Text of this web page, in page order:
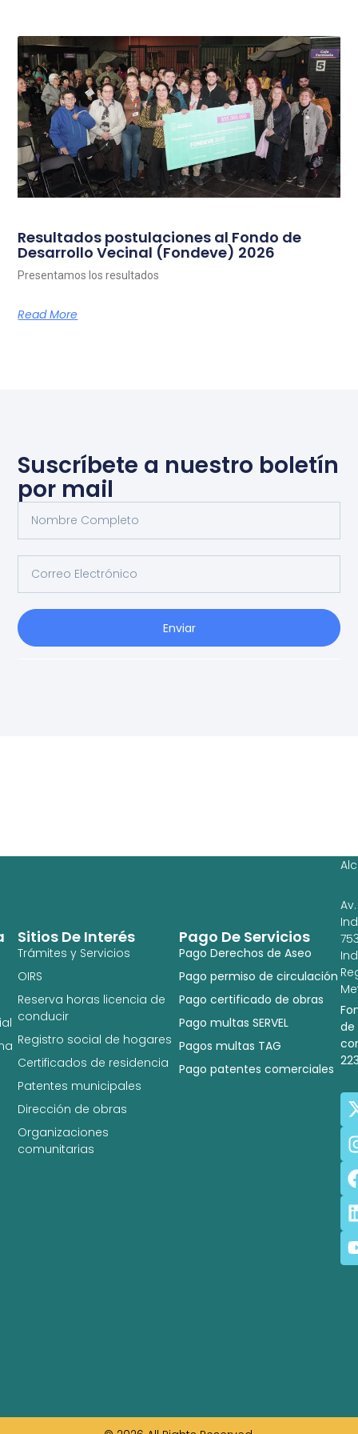
Resultados postulaciones al Fondo de
Desarrollo Vecinal (Fondeve) 2026
Presentamos los resultados
Read More
Suscríbete a nuestro boletín
por mail
Enviar
Pago De Servicios
Pago Derechos de Aseo
Pago permiso de circulación
Pago certificado de obras
Pago multas SERVEL
Pagos multas TAG
Pago patentes comerciales
Sitios De Interés
Trámites y Servicios
OIRS
Reserva horas licencia de
conducir
Registro social de hogares
Certificados de residencia
Patentes municipales
Dirección de obras
Organizaciones
comunitarias
Av.
de